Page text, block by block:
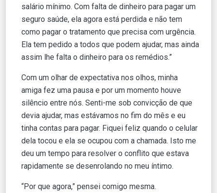
salário mínimo. Com falta de dinheiro para pagar um
seguro saúde, ela agora está perdida e não tem
como pagar o tratamento que precisa com urgência.
Ela tem pedido a todos que podem ajudar, mas ainda
assim lhe falta o dinheiro para os remédios.”
Com um olhar de expectativa nos olhos, minha
amiga fez uma pausa e por um momento houve
silêncio entre nós. Senti-me sob convicção de que
devia ajudar, mas estávamos no fim do mês e eu
tinha contas para pagar. Fiquei feliz quando o celular
dela tocou e ela se ocupou com a chamada. Isto me
deu um tempo para resolver o conflito que estava
rapidamente se desenrolando no meu íntimo.
“Por que agora,” pensei comigo mesma.